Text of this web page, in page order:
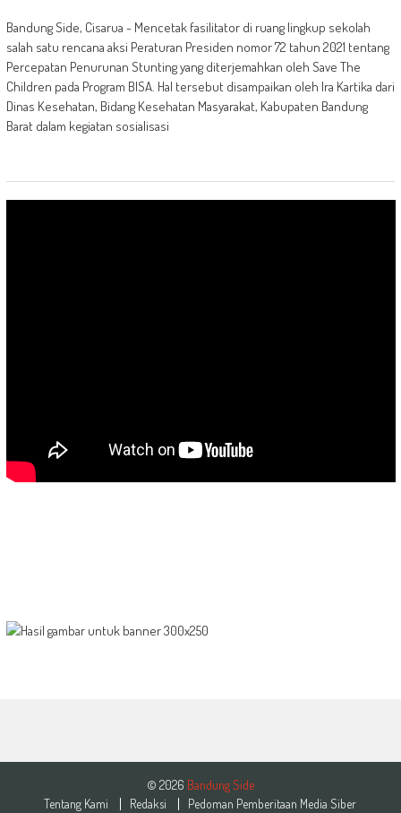
Bandung Side, Cisarua - Mencetak fasilitator di ruang lingkup sekolah
salah satu rencana aksi Peraturan Presiden nomor 72 tahun 2021 tentang
Percepatan Penurunan Stunting yang diterjemahkan oleh Save The
Children pada Program BISA. Hal tersebut disampaikan oleh Ira Kartika dari
Dinas Kesehatan, Bidang Kesehatan Masyarakat, Kabupaten Bandung
Barat dalam kegiatan sosialisasi
© 2026 Bandung Side
Tentang Kami
Redaksi Pedoman Pemberitaan Media Siber